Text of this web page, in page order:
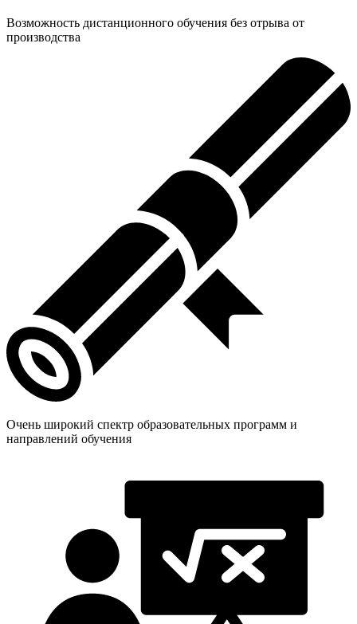
Возможность дистанционного обучения без отрыва от
производства
Очень широкий спектр образовательных программ и
направлений обучения